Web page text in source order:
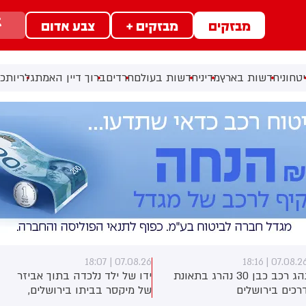
מבזקים מבזקים + צבע אדום
חדשות בארץמדיניחדשות בעולםחרדיםברוך דיין האמתגלריות
07.08.26 |
של ילד נלכדה בתוך אביזר
מיקסר בביתו בירושלים,
07.08.26 | 17:40
ראש השב"כ לשעבר רונן בר
השתתף היום בכנס לזכרו של